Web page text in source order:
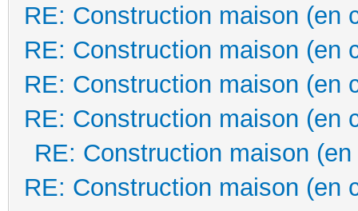
RE: Construction maison (en
RE: Construction maison (en
RE: Construction maison (en
RE: Construction maison (en
RE: Construction maison
RE: Construction maison (en